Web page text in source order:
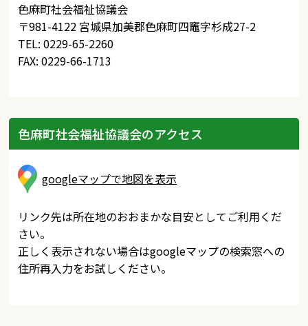
色麻町社会福祉協議会
〒981-4122 宮城県加美郡色麻町四竈字杉成27-2
TEL: 0229-65-2260
FAX: 0229-66-1713
色麻町社会福祉協議会のアクセス
googleマップで地図を表示
リンク先は所在地のおおまかな目安としてご利用くだ
さい。
正しく表示されない場合はgoogleマップの検索窓への
住所再入力をお試しください。